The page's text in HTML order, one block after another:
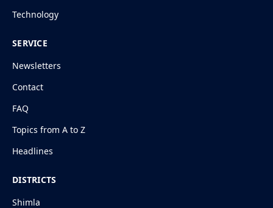
Technology
SERVICE
Newsletters
Contact
FAQ
Topics from A to Z
Headlines
DISTRICTS
Shimla